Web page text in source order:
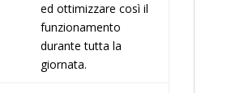
ed ottimizzare così il
funzionamento
durante tutta la
giornata.